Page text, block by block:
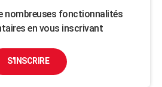
nombreuses fonctionnalités
en vous inscrivant
S'INSCRIRE